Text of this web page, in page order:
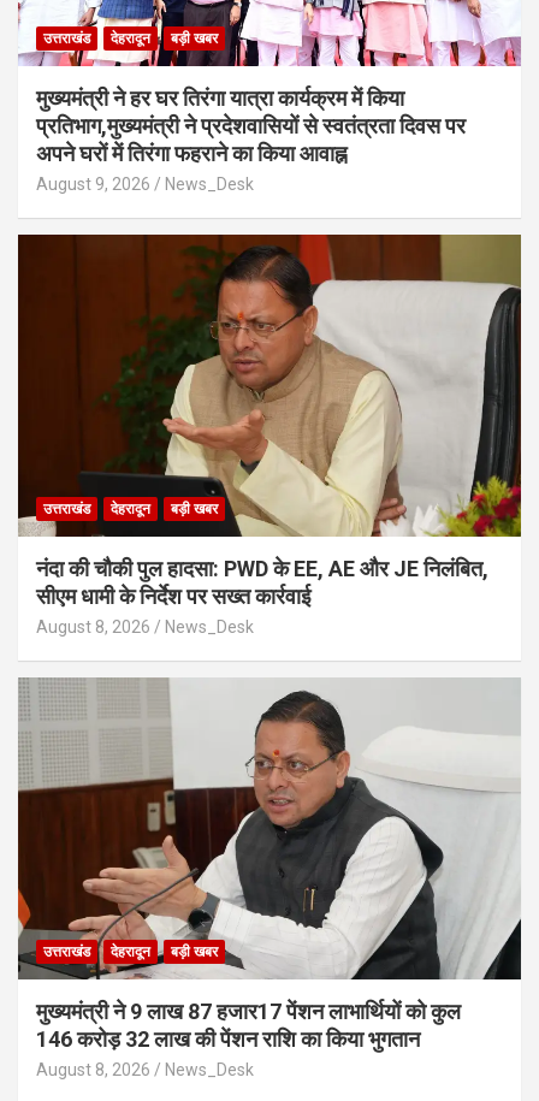
उत्तराखंड देहरादून बड़ी खबर
मुख्यमंत्री ने हर घर तिरंगा यात्रा कार्यक्रम में किया
प्रतिभाग,मुख्यमंत्री ने प्रदेशवासियों से स्वतंत्रता दिवस पर
अपने घरों में तिरंगा फहराने का किया आवाह्न
August 9, 2026 News_Desk
उत्तराखंड देहरादून बड़ी खबर
नंदा की चौकी पुल हादसा: PWD के EE, AE और JE निलंबित,
सीएम धामी के निर्देश पर सख्त कार्रवाई
August 8, 2026 News_Desk
उत्तराखंड देहरादून बड़ी खबर
मुख्यमंत्री ने 9 लाख 87 हजार17 पेंशन लाभार्थियों को कुल
146 करोड़ 32 लाख की पेंशन राशि का किया भुगतान
August 8, 2026 News_Desk